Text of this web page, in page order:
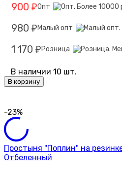
900 ₽Опт
980 ₽ Малый опт
1 170 ₽ Розница
В наличии 10 шт.
В корзину
-23%
Простыня "Поплин" на
Отбеленный